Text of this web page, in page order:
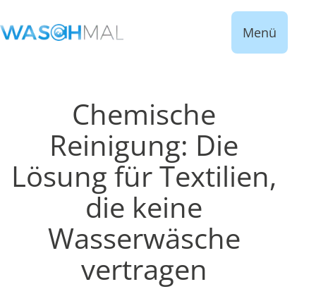
Menü
Chemische
Reinigung: Die
Lösung für Textilien,
die keine
Wasserwäsche
vertragen